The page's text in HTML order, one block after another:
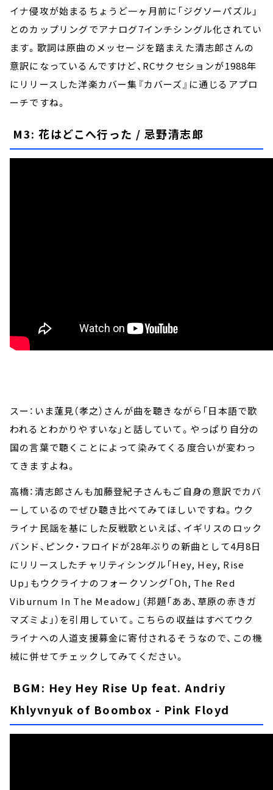
イナ侵攻が始まるちょうど一ヶ月前に「ジグソーパズル」
とのカップリングでアナログ7インチシングル化されてい
ます。歌詞は原曲のメッセージを踏まえた清志郎さんの
意訳になっているんですけど、RCサクセションが1988年
にリリースした洋楽カバー集『カバーズ』に通じるアプロ
ーチですね。
M3: 花はどこへ行った / 忌野清志郎
スー：いま蓮見（孝之）さんが曲を聴きながら「日本語で歌
われるとわかりやすいな」と話していて。やっぱり自分の
国の言葉で聴くことによって染みてくる度合いが変わっ
てきますよね。
高橋：清志郎さんも加藤登紀子さんもご自身の意訳でカバ
ーしているのでぜひ聴き比べてみてほしいですね。ウク
ライナ民謡を基にした反戦歌といえば、イギリスのロック
バンド、ピンク・フロイドが28年ぶりの新曲として4月8日
にリリースしたチャリティシングル「Hey, Hey, Rise
Up」もウクライナのフォークソング「Oh, The Red
Viburnum In The Meadow」（邦題「ああ、草原の赤きガ
マズミよ」）を引用していて。こちらの収益はすべてウク
ライナへの人道支援募金に寄付されるそうなので、この機
械に併せてチェックしてみてください。
BGM: Hey Hey Rise Up feat. Andriy
Khlyvnyuk of Boombox - Pink Floyd